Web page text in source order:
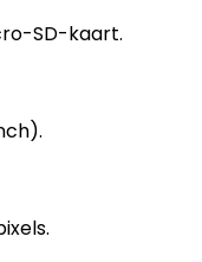
SD-kaart.